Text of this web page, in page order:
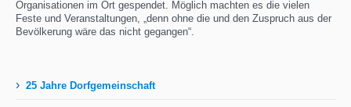
Organisationen im Ort gespendet. Möglich machten es die vielen
Feste und Veranstaltungen, „denn ohne die und den Zuspruch aus der
Bevölkerung wäre das nicht gegangen“.
› 25 Jahre Dorfgemeinschaft